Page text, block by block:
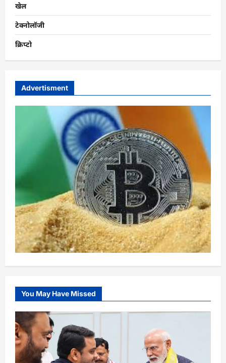
खेल
टेक्नोलॉजी
क्रिप्टो
Advertisment
You May Have Missed